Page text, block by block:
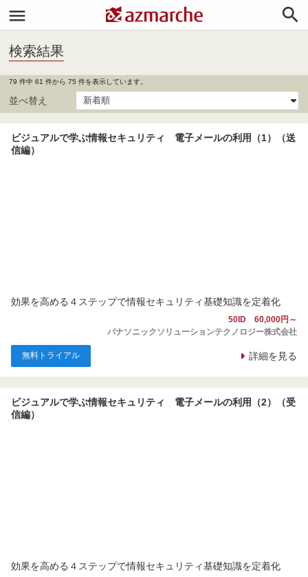


検索結果
79 件中 61 件から 75 件を表示しています。
並べ替え
ビジュアルで学ぶ情報セキュリティ 電子メールの利用（1）（送
信編）
効果を高める４ステップで情報セキュリティ基礎知識を定着化
50ID 60,000円～
パナソニックソリューションテクノロジー株式会社
無料トライアル 詳細を見る
ビジュアルで学ぶ情報セキュリティ 電子メールの利用（2）（受
信編）
効果を高める４ステップで情報セキュリティ基礎知識を定着化